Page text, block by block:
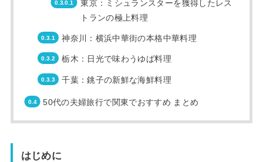
東京：ミシュランスターを獲得したレス
トランの極上料理
神奈川：横浜中華街の本格中華料理
栃木：日光で味わうゆば料理
千葉：銚子の新鮮な海鮮料理
50代の夫婦旅行で関東でおすすめ まとめ
はじめに